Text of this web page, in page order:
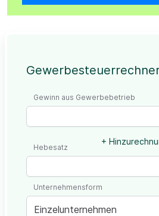
Gewinn aus Gewerbebetrieb
+
Hebesatz
Einzelunternehmen
Unternehmensform